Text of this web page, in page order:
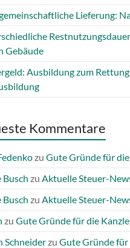
Lieferung:
Gebäude
Ausbildung zum
Kommentare
zu Gute Gründe für
Busch zu Aktuelle Steuer-
Busch zu Aktuelle Steuer-
zu Gute Gründe für die
Schneiderzu Gute Gründe für